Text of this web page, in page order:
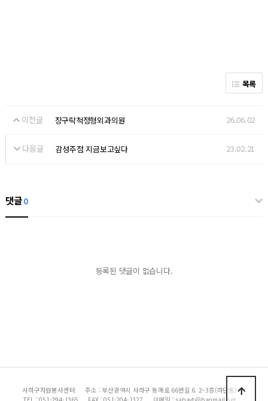
목록
이전글 장구락척정형외과의원 26.06.02
다음글 감성주점 지금보고싶다 23.02.21
댓글0
등록된 댓글이 없습니다.
사하구자원봉사센터
주소 : 부산광역시 사하구 동매로 66번길 6. 2~3층(하단동)